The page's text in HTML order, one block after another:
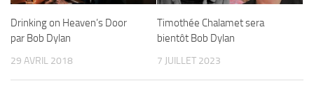
Drinking on Heaven’s Door
par Bob Dylan
29 AVRIL 2018
Timothée Chalamet sera
bientôt Bob Dylan
7 JUILLET 2023